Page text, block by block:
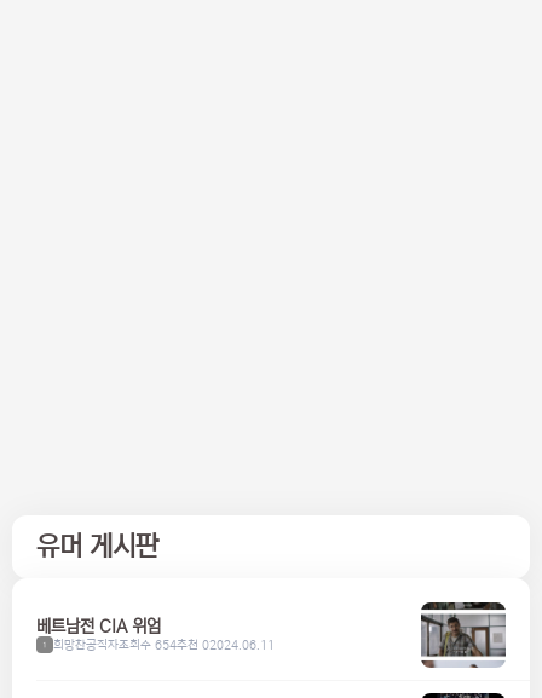
유머 게시판
베트남전 CIA 위엄
1 희망찬공직자조회수 654추천 02024.06.11